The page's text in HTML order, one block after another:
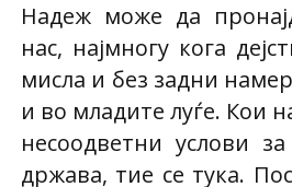
Надеж може да
нас, најмногу кога
мисла и без задни
и во младите луѓе. Кои
несоодветни услови
држава, тие се тука.